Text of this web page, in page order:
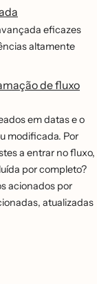
eficazes
altamente
de fluxo
em datas e o
modificada. Por
a entrar no fluxo,
por completo?
acionados por
atualizadas